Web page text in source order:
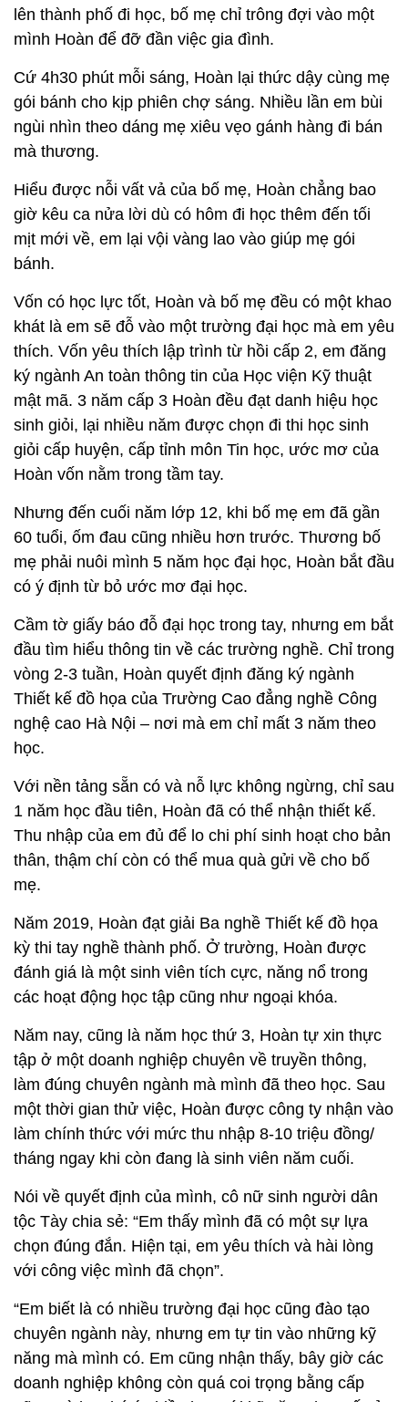
lên thành phố đi học, bố mẹ chỉ trông đợi vào một
mình Hoàn để đỡ đần việc gia đình.
Cứ 4h30 phút mỗi sáng, Hoàn lại thức dậy cùng mẹ
gói bánh cho kịp phiên chợ sáng. Nhiều lần em bùi
ngùi nhìn theo dáng mẹ xiêu vẹo gánh hàng đi bán
mà thương.
Hiểu được nỗi vất vả của bố mẹ, Hoàn chẳng bao
giờ kêu ca nửa lời dù có hôm đi học thêm đến tối
mịt mới về, em lại vội vàng lao vào giúp mẹ gói
bánh.
Vốn có học lực tốt, Hoàn và bố mẹ đều có một khao
khát là em sẽ đỗ vào một trường đại học mà em yêu
thích. Vốn yêu thích lập trình từ hồi cấp 2, em đăng
ký ngành An toàn thông tin của Học viện Kỹ thuật
mật mã. 3 năm cấp 3 Hoàn đều đạt danh hiệu học
sinh giỏi, lại nhiều năm được chọn đi thi học sinh
giỏi cấp huyện, cấp tỉnh môn Tin học, ước mơ của
Hoàn vốn nằm trong tầm tay.
Nhưng đến cuối năm lớp 12, khi bố mẹ em đã gần
60 tuổi, ốm đau cũng nhiều hơn trước. Thương bố
mẹ phải nuôi mình 5 năm học đại học, Hoàn bắt đầu
có ý định từ bỏ ước mơ đại học.
Cầm tờ giấy báo đỗ đại học trong tay, nhưng em bắt
đầu tìm hiểu thông tin về các trường nghề. Chỉ trong
vòng 2-3 tuần, Hoàn quyết định đăng ký ngành
Thiết kế đồ họa của Trường Cao đẳng nghề Công
nghệ cao Hà Nội – nơi mà em chỉ mất 3 năm theo
học.
Với nền tảng sẵn có và nỗ lực không ngừng, chỉ sau
1 năm học đầu tiên, Hoàn đã có thể nhận thiết kế.
Thu nhập của em đủ để lo chi phí sinh hoạt cho bản
thân, thậm chí còn có thể mua quà gửi về cho bố
mẹ.
Năm 2019, Hoàn đạt giải Ba nghề Thiết kế đồ họa
kỳ thi tay nghề thành phố. Ở trường, Hoàn được
đánh giá là một sinh viên tích cực, năng nổ trong
các hoạt động học tập cũng như ngoại khóa.
Năm nay, cũng là năm học thứ 3, Hoàn tự xin thực
tập ở một doanh nghiệp chuyên về truyền thông,
làm đúng chuyên ngành mà mình đã theo học. Sau
một thời gian thử việc, Hoàn được công ty nhận vào
làm chính thức với mức thu nhập 8-10 triệu đồng/
tháng ngay khi còn đang là sinh viên năm cuối.
Nói về quyết định của mình, cô nữ sinh người dân
tộc Tày chia sẻ: “Em thấy mình đã có một sự lựa
chọn đúng đắn. Hiện tại, em yêu thích và hài lòng
với công việc mình đã chọn”.
“Em biết là có nhiều trường đại học cũng đào tạo
chuyên ngành này, nhưng em tự tin vào những kỹ
năng mà mình có. Em cũng nhận thấy, bây giờ các
doanh nghiệp không còn quá coi trọng bằng cấp